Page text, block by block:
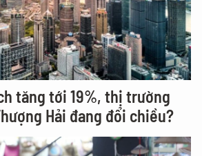
tăng tới 19%, thị trường
Hải đang đổi chiều?